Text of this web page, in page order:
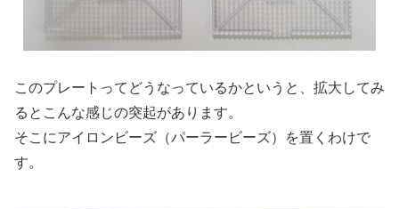
このプレートってどうなっているかというと、拡大してみ
るとこんな感じの突起があります。
そこにアイロンビーズ（パーラービーズ）を置くわけで
す。